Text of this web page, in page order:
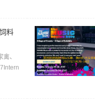
料
、